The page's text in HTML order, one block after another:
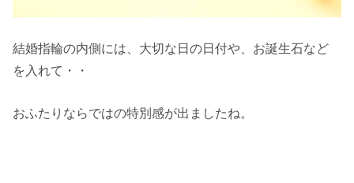
結婚指輪の内側には、大切な日の日付や、お誕生石など
を入れて・・
おふたりならではの特別感が出ましたね。